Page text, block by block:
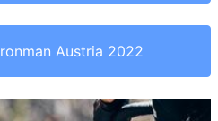
Austria 2022